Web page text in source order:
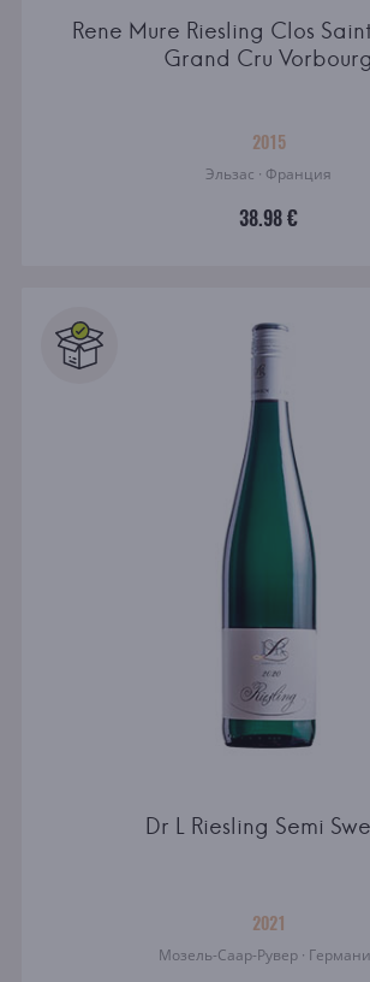
Rene Mure Riesling Clos
Grand Cru Vorbourg
2015
Эльзас · Франция
38.98 €
Dr L Riesling Semi
2021
Мозель-Саар-Рувер ·